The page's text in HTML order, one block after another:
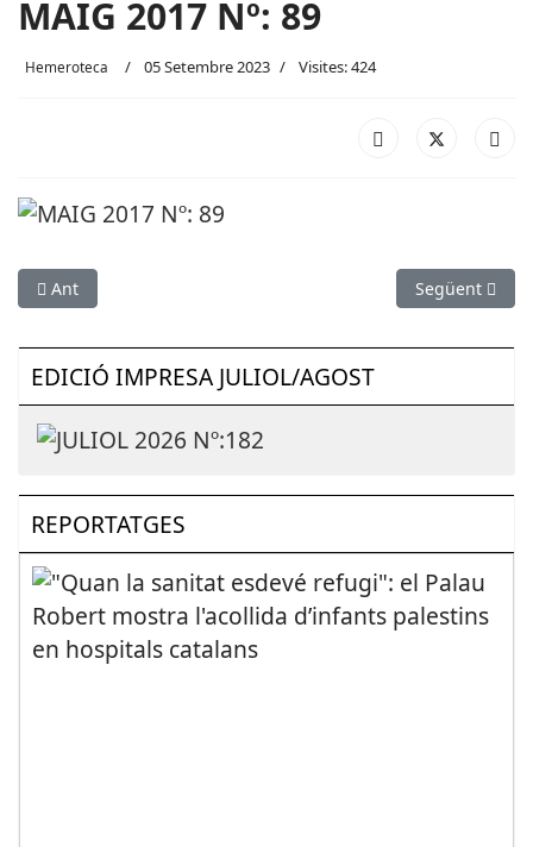
MAIG 2017 Nº: 89
Hemeroteca 05 Setembre 2023 Visites: 424
Article anterior: JUNY 2017 Nº: 90
Ant Article
Següent
EDICIÓ IMPRESA JULIOL/AGOST
REPORTATGES